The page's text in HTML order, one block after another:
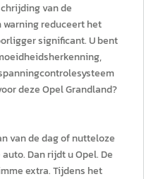
van de
reduceert het
significant. U bent
deze Opel Grandland?
van de dag of nutteloze
Dan rijdt u Opel. De
extra. Tijdens het